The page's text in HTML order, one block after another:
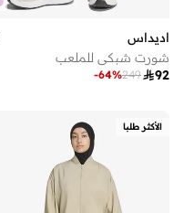
اديداس
شورت شبكي للملعب
92
249
-64%
الأكثر طلبا